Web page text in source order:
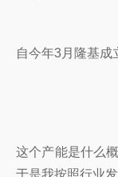
自今年3月隆基
这个产能是什么
于是我按照行业